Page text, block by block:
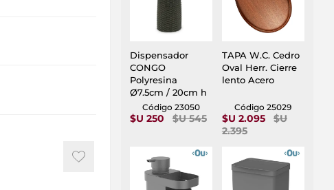
Dispensador
CONGO
Polyresina
Ø7.5cm / 20cm h
Código 23050
$U 250 $U 545
TAPA W.C. Cedro
Oval Herr. Cierre
lento Acero
Código 25029
$U 2.095
$U
2.395